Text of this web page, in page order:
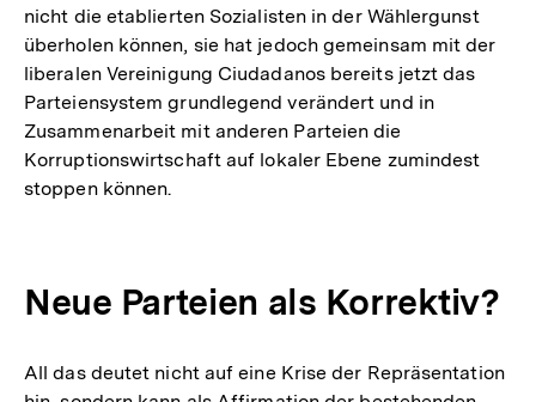
nicht die etablierten Sozialisten in der Wählergunst
überholen können, sie hat jedoch gemeinsam mit der
liberalen Vereinigung Ciudadanos bereits jetzt das
Parteiensystem grundlegend verändert und in
Zusammenarbeit mit anderen Parteien die
Korruptionswirtschaft auf lokaler Ebene zumindest
stoppen können.
Neue Parteien als Korrektiv?
All das deutet nicht auf eine Krise der Repräsentation